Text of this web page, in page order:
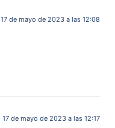
17 de mayo de 2023 a las 12:08
17 de mayo de 2023 a las 12:17